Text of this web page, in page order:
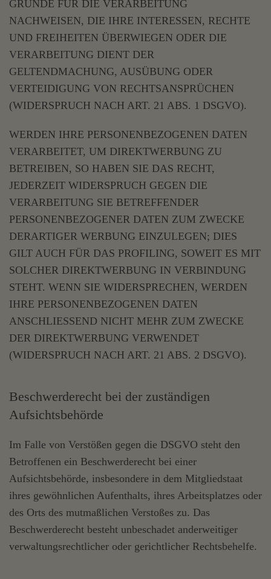
GRÜNDE FÜR DIE VERARBEITUNG
NACHWEISEN, DIE IHRE INTERESSEN, RECHTE
UND FREIHEITEN ÜBERWIEGEN ODER DIE
VERARBEITUNG DIENT DER
GELTENDMACHUNG, AUSÜBUNG ODER
VERTEIDIGUNG VON RECHTSANSPRÜCHEN
(WIDERSPRUCH NACH ART. 21 ABS. 1 DSGVO).
WERDEN IHRE PERSONENBEZOGENEN DATEN
VERARBEITET, UM DIREKTWERBUNG ZU
BETREIBEN, SO HABEN SIE DAS RECHT,
JEDERZEIT WIDERSPRUCH GEGEN DIE
VERARBEITUNG SIE BETREFFENDER
PERSONENBEZOGENER DATEN ZUM ZWECKE
DERARTIGER WERBUNG EINZULEGEN; DIES
GILT AUCH FÜR DAS PROFILING, SOWEIT ES MIT
SOLCHER DIREKTWERBUNG IN VERBINDUNG
STEHT. WENN SIE WIDERSPRECHEN, WERDEN
IHRE PERSONENBEZOGENEN DATEN
ANSCHLIESSEND NICHT MEHR ZUM ZWECKE
DER DIREKTWERBUNG VERWENDET
(WIDERSPRUCH NACH ART. 21 ABS. 2 DSGVO).
Beschwerde­recht bei der zuständigen
Aufsichts­behörde
Im Falle von Verstößen gegen die DSGVO steht den
Betroffenen ein Beschwerderecht bei einer
Aufsichtsbehörde, insbesondere in dem Mitgliedstaat
ihres gewöhnlichen Aufenthalts, ihres Arbeitsplatzes oder
des Orts des mutmaßlichen Verstoßes zu. Das
Beschwerderecht besteht unbeschadet anderweitiger
verwaltungsrechtlicher oder gerichtlicher Rechtsbehelfe.